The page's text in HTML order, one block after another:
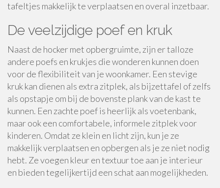
tafeltjes makkelijk te verplaatsen en overal inzetbaar.
De veelzijdige poef en kruk
Naast de hocker met opbergruimte, zijn er talloze
andere poefs en krukjes die wonderen kunnen doen
voor de flexibiliteit van je woonkamer. Een stevige
kruk kan dienen als extra zitplek, als bijzettafel of zelfs
als opstapje om bij de bovenste plank van de kast te
kunnen. Een zachte poef is heerlijk als voetenbank,
maar ook een comfortabele, informele zitplek voor
kinderen. Omdat ze klein en licht zijn, kun je ze
makkelijk verplaatsen en opbergen als je ze niet nodig
hebt. Ze voegen kleur en textuur toe aan je interieur
en bieden tegelijkertijd een schat aan mogelijkheden.